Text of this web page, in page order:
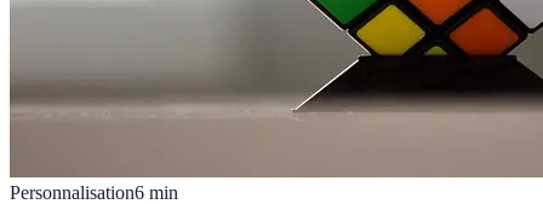
Personnalisation6 min